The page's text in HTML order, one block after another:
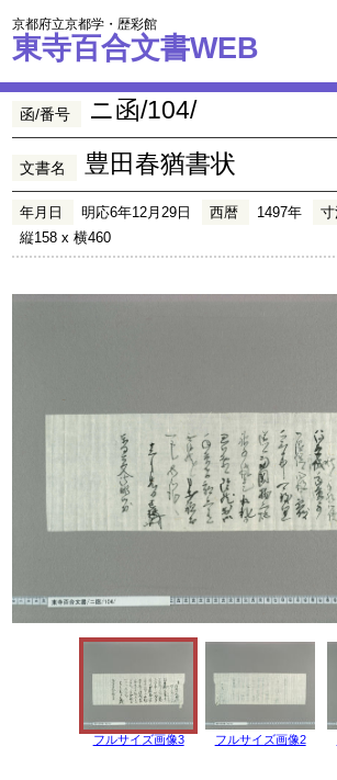
京都府立京都学・歴彩館
東寺百合文書WEB
函/番号 ニ函/104/
文書名 豊田春猶書状
年月日 明応6年12月29日 西暦 1497年
寸
縦158 x 横460
フルサイズ画像3 フルサイズ画像2